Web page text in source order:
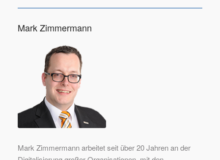
Mark Zimmermann
Mark Zimmermann arbeitet seit über 20 Jahren an der